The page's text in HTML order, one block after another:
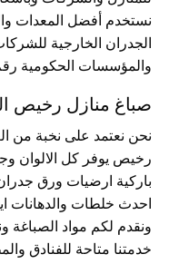
نستخدم أفضل المعدات
الجدران الخارجية
والمؤسسات الحكومية
صباغ منازل رخيص
نحن نعتمد على نخبة من
رخيص يوفر كل الالوان
باركية ارضيات ورق
احدث خلطات والدهانات
ونقدم لكم مواد الصباغة
خدمتنا متاحة للفنادق